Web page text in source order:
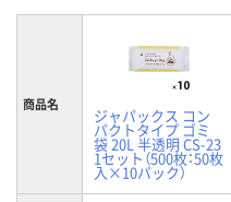
商品名
ジャパックス コン
パクトタイプ ゴミ
袋 20L 半透明 CS-23
1セット（500枚：50枚
入×10パック）